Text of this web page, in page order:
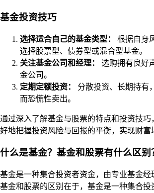
基金投资技巧
选择适合自己的基金类型：
根据自身
选择股票型、债券型或混合型基金。
关注基金公司和经理：
选购拥有良好
金公司。
定期定额投资：
分散投资、长期持有
而恐慌性卖出。
通过深入了解基金与股票的特点和投资技巧
好地把握投资风险与回报的平衡，实现财富
什么是基金？基金和股票有什么区别
基金是一种集合投资者资金，由专业基金经
基金和股票的区别在于，基金是一种集合投